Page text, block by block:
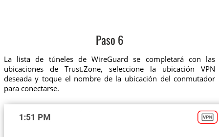
Paso 6
La lista de túneles de WireGuard se completará con las
ubicaciones de Trust.Zone, seleccione la ubicación VPN
deseada y toque el nombre de la ubicación del conmutador
para conectarse.